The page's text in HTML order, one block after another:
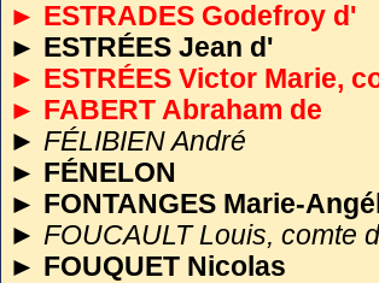
► ESTRADES Godefroy d'
► ESTRÉES Jean d'
► ESTRÉES Victor Marie,
► FABERT Abraham de
► FÉLIBIEN André
► FÉNELON
► FONTANGES Marie-
► FOUCAULT Louis, comte
► FOUQUET Nicolas